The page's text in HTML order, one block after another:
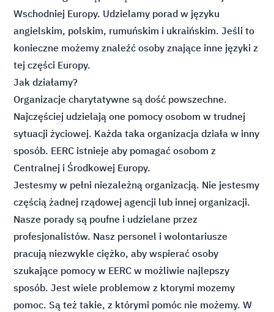
Wschodniej Europy. Udzielamy porad w języku
angielskim, polskim, rumuńskim i ukraińskim. Jeśli to
konieczne możemy znaleźć osoby znające inne języki z
tej części Europy.
Jak działamy?
Organizacje charytatywne są dość powszechne.
Najczęściej udzielają one pomocy osobom w trudnej
sytuacji życiowej. Każda taka organizacja działa w inny
sposób. EERC istnieje aby pomagać osobom z
Centralnej i Środkowej Europy.
Jestesmy w pełni niezależną organizacją. Nie jestesmy
częścią żadnej rządowej agencji lub innej organizacji.
Nasze porady są poufne i udzielane przez
profesjonalistów. Nasz personel i wolontariusze
pracują niezwykle ciężko, aby wspierać osoby
szukające pomocy w EERC w możliwie najlepszy
sposób. Jest wiele problemow z ktorymi mozemy
pomoc. Są też takie, z którymi pomóc nie możemy. W